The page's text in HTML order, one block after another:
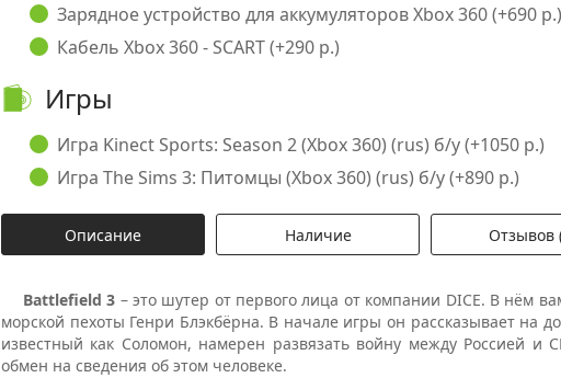
Зарядное устройство для аккумуляторов Xbox 360 (+690 р.)
Кабель Xbox 360 - SCART (+290 р.)
Игры
Игра Kinect Sports: Season 2 (Xbox 360) (rus) б/у (+1050 р.)
Игра The Sims 3: Питомцы (Xbox 360) (rus) б/у (+890 р.)
Описание Наличие Отзывов
Battlefield 3 – это шутер от первого лица от компании DICE. В нём
морской пехоты Генри Блэкбёрна. В начале игры он рассказывает на
известный как Соломон, намерен развязать войну между Россией
обмен на сведения об этом человеке.